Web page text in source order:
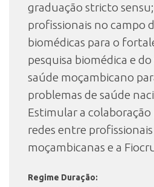
graduação stricto
profissionais no campo
biomédicas para o
pesquisa biomédica e
saúde moçambicano
problemas de saúde
Estimular a colaboração
redes entre
moçambicanas e a
Regime Duração: